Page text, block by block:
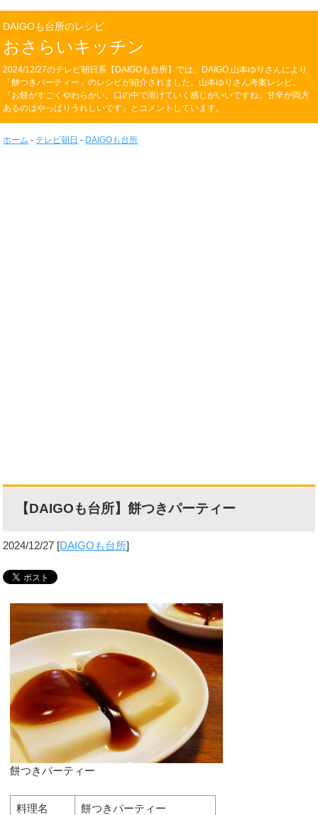
DAIGOも台所のレシピ
おさらいキッチン
2024/12/27のテレビ朝日系【DAIGOも台所】では、DAIGO,山本ゆりさんにより
「餅つきパーティー」のレシピが紹介されました。山本ゆりさん考案レシピ。
『お餅がすごくやわらかい。口の中で溶けていく感じがいいですね。甘辛が両方
あるのはやっぱりうれしいです』とコメントしています。
ホーム - テレビ朝日 - DAIGOも台所
【DAIGOも台所】餅つきパーティー
2024/12/27 [DAIGOも台所]
餅つきパーティー
料理名 餅つきパーティー